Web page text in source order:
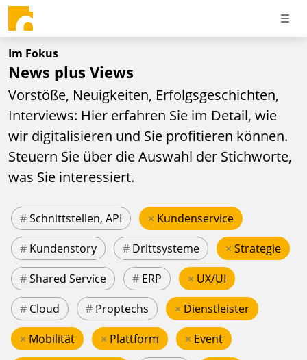
Im Fokus
News plus Views
Vorstöße, Neuigkeiten, Erfolgsgeschichten,
Interviews: Hier erfahren Sie im Detail, wie
wir digitalisieren und Sie profitieren können.
Steuern Sie über die Auswahl der Stichworte,
was Sie interessiert.
#Schnittstellen, API × Kundenservice
# Kundenstory # Drittsysteme × Strategie
#Shared Service # ERP × UX/UI
# Cloud # Proptechs × Dienstleister
× Mobilität × Plattform × Event